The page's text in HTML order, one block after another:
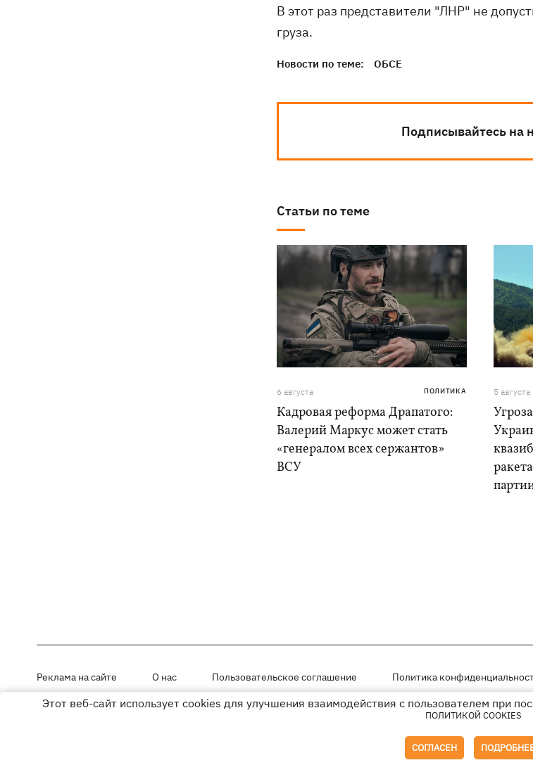
В этот раз представители "ЛНР" не
груза.
Новости по теме: ОБСЕ
Подписывайтесь на
Статьи по теме
6 августа ПОЛИТИКА
Кадровая реформа Драпатого:
Валерий Маркус может стать
«генералом всех сержантов»
ВСУ
5 августа
Реклама на сайте О нас Пользовательское соглашение Политика
Материалы под рубриками «Новости компании», «PR» и «Факт» размещены на правах рекламы
Этот веб-сайт использует cookies для улучшения взаимодействия с пользователем при
ПОЛИТИКОЙ COOKIES
СОГЛАСЕН